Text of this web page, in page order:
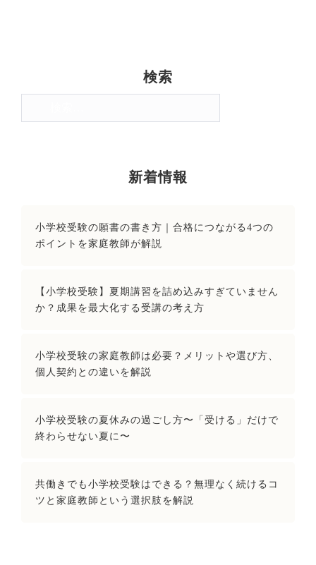
検索
索:
新着情報
小学校受験の願書の書き方｜合格につながる4つの
ポイントを家庭教師が解説
【小学校受験】夏期講習を詰め込みすぎていません
か？成果を最大化する受講の考え方
小学校受験の家庭教師は必要？メリットや選び方、
個人契約との違いを解説
小学校受験の夏休みの過ごし方〜「受ける」だけで
終わらせない夏に〜
共働きでも小学校受験はできる？無理なく続けるコ
ツと家庭教師という選択肢を解説